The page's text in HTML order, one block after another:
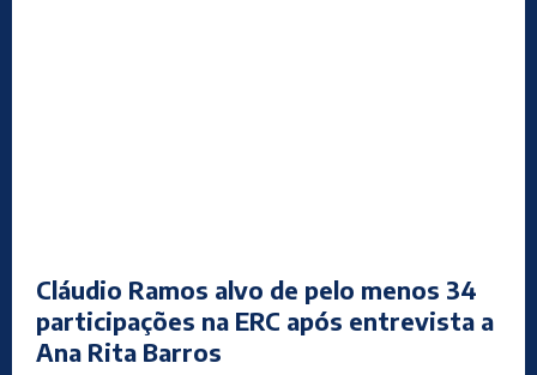
Cláudio Ramos alvo de pelo menos 34
participações na ERC após entrevista a
Ana Rita Barros